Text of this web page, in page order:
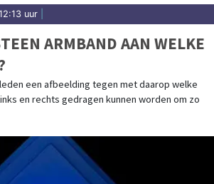
uur
ARMBAND AAN WELKE
een afbeelding tegen met daarop welke
en rechts gedragen kunnen worden om zo